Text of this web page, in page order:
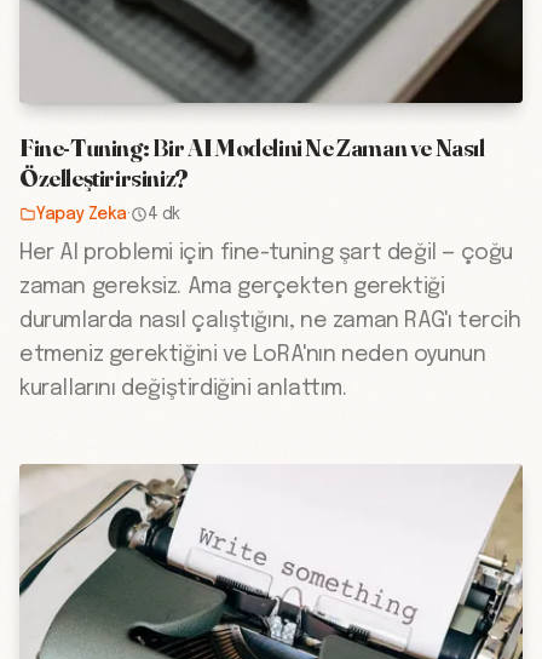
Fine-Tuning: Bir AI Modelini Ne Zaman ve Nasıl
Özelleştirirsiniz?
Yapay Zeka· 4 dk
Her AI problemi için fine-tuning şart değil — çoğu
zaman gereksiz. Ama gerçekten gerektiği
durumlarda nasıl çalıştığını, ne zaman RAG'ı tercih
etmeniz gerektiğini ve LoRA'nın neden oyunun
kurallarını değiştirdiğini anlattım.